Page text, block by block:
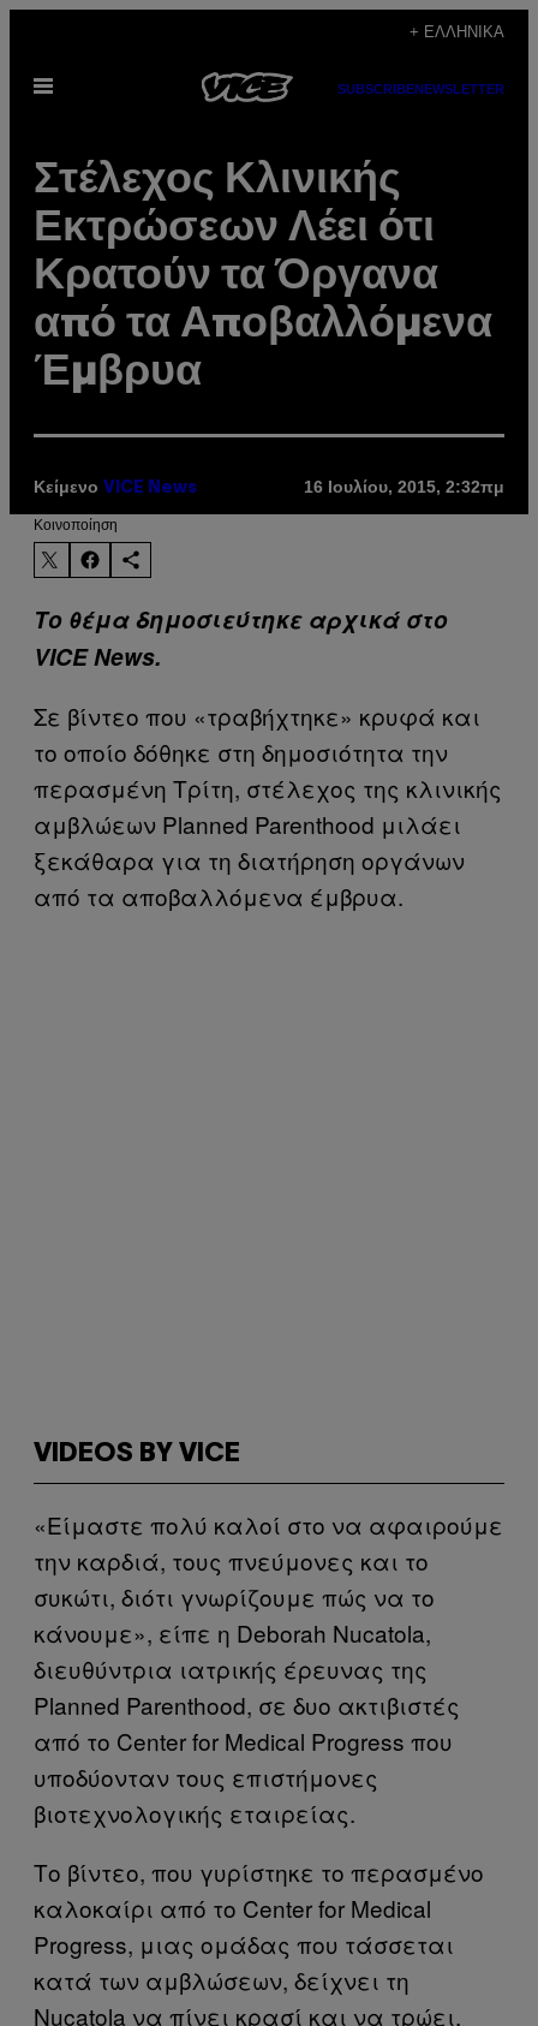
περιεχόμενο
+ ΕΛΛΗΝΙΚΆ
Ανοίξτε
SUBSCRIBENEWSLETTER
Στέλεχος Κλινικής
Εκτρώσεων Λέει ότι
Κρατούν τα Όργανα
από τα Αποβαλλόμενα
Έμβρυα
Κείμενο VICE News 16 Ιουλίου, 2015, 2:32πμ
Kοινοποίηση
Το θέμα δημοσιεύτηκε αρχικά στο
VICE News.
Σε βίντεο που «τραβήχτηκε» κρυφά και
το οποίο δόθηκε στη δημοσιότητα την
περασμένη Τρίτη, στέλεχος της κλινικής
αμβλώεων Planned Parenthood μιλάει
ξεκάθαρα για τη διατήρηση οργάνων
από τα αποβαλλόμενα έμβρυα.
VIDEOS BY VICE
«Είμαστε πολύ καλοί στο να αφαιρούμε
την καρδιά, τους πνεύμονες και το
συκώτι, διότι γνωρίζουμε πώς να το
κάνουμε», είπε η Deborah Nucatola,
διευθύντρια ιατρικής έρευνας της
Planned Parenthood, σε δυο ακτιβιστές
από το Center for Medical Progress που
υποδύονταν τους επιστήμονες
βιοτεχνολογικής εταιρείας.
Το βίντεο, που γυρίστηκε το περασμένο
καλοκαίρι από το Center for Medical
Progress, μιας ομάδας που τάσσεται
κατά των αμβλώσεων, δείχνει τη
Nucatola να πίνει κρασί και να τρώει,